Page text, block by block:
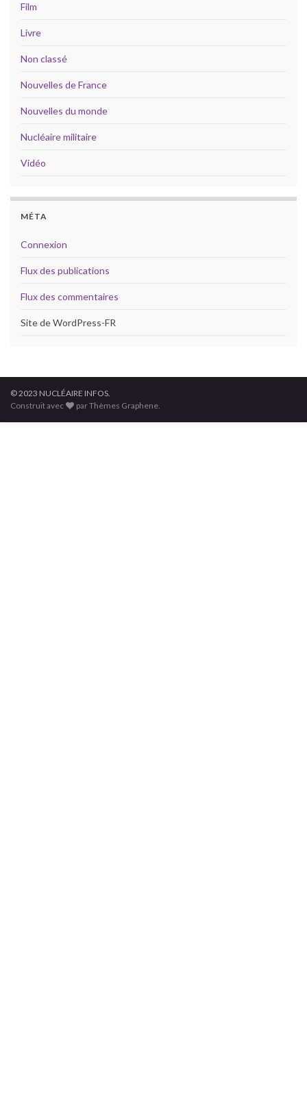
Film
Livre
Non classé
Nouvelles de France
Nouvelles du monde
Nucléaire militaire
Vidéo
MÉTA
Connexion
Flux des publications
Flux des commentaires
Site de WordPress-FR
© 2023 NUCLÉAIRE INFOS.
Construit avec
par Thèmes Graphene.